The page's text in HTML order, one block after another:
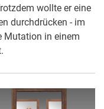
wollte er eine
durchdrücken - im
Mutation in einem